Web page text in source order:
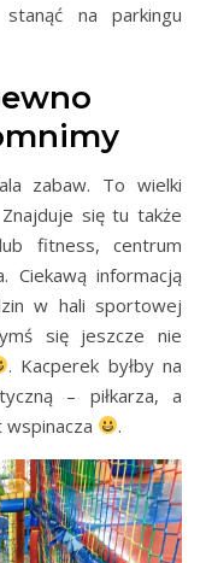
na parkingu
zabaw. To wielki
się tu także
fitness, centrum
Ciekawą informacją
w hali sportowej
się jeszcze nie
. Kacperek byłby na
– piłkarza, a
wspinacza
.